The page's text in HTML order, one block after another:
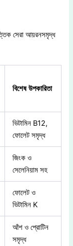
সেরা আয়রনসমৃদ্ধ
বিশেষ উপকারিতা
ভিটামিন B12,
ফোলেট সমৃদ্ধ
জিংক ও
সেলেনিয়াম সহ
ফোলেট ও
ভিটামিন K
আঁশ ও প্রোটিন
সমৃদ্ধ